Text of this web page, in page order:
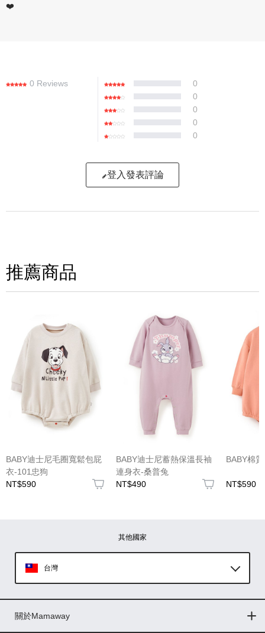
❤️
0 Reviews
0
0
0
0
0
登入發表評論
(圖片格式限jpg、jpeg)
推薦商品
BABY迪士尼毛圈寬鬆包屁
衣-101忠狗
NT$590
BABY迪士尼蓄熱保溫長袖
連身衣-桑普兔
NT$490
BABY棉
NT$590
其他國家
台灣
印尼
關於Mamaway